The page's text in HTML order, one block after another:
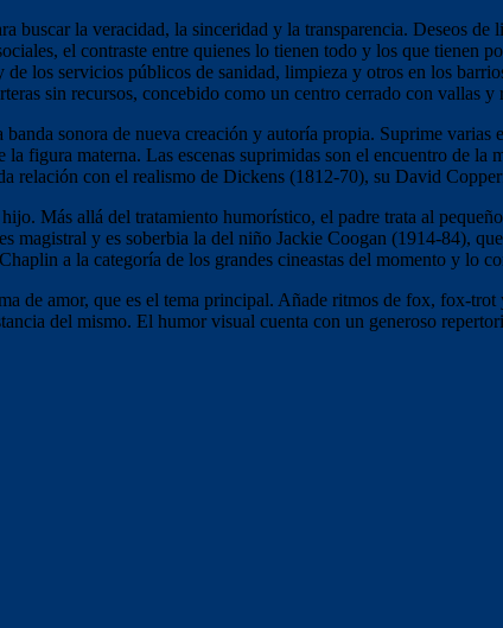
buscar la veracidad, la sinceridad y la transparencia. Deseos
el contraste entre quienes lo tienen todo y los que tienen
los servicios públicos de sanidad, limpieza y otros en los
sin recursos, concebido como un centro cerrado con vallas y
sonora de nueva creación y autoría propia. Suprime varias
figura materna. Las escenas suprimidas son el encuentro de la
relación con el realismo de Dickens (1812-70), su David
Más allá del tratamiento humorístico, el padre trata al
magistral y es soberbia la del niño Jackie Coogan (1914-84),
a la categoría de los grandes cineastas del momento y lo
de amor, que es el tema principal. Añade ritmos de fox, fox-
del mismo. El humor visual cuenta con un generoso